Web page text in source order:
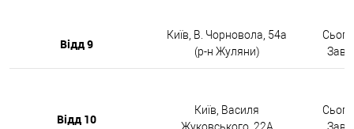
Відд 9
Київ, В. Чорновола, 54а
(р-н Жуляни)
Відд 10
Київ, Василя